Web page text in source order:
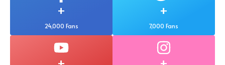
+
24,000 Fans
+
7,000 Fans